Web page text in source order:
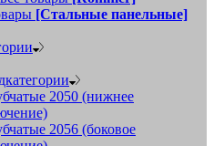
[Стальные панельные]
2050 (нижнее
2056 (боковое